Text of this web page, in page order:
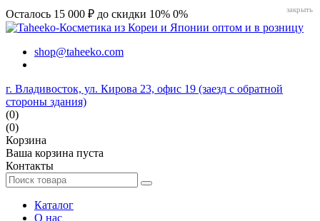
Осталось 15 000 ₽ до скидки 10% 0%
shop@taheeko.com
г. Владивосток, ул. Кирова 23, офис 19 (заезд с обратной
стороны здания)
(0)
(0)
Корзина
Ваша корзина пуста
Контакты
Каталог
О нас
закрыть